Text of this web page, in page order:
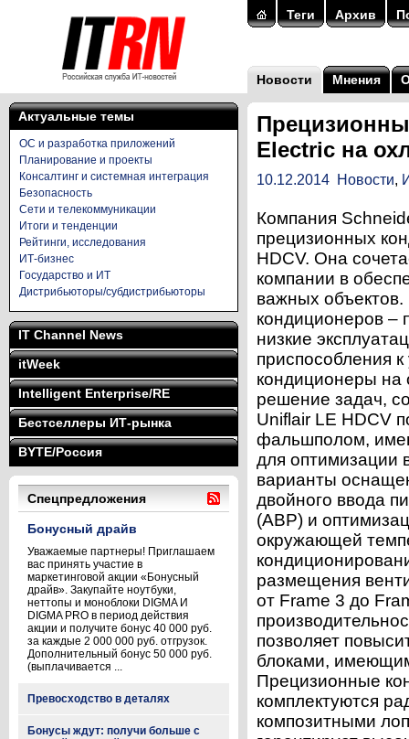
Теги Архив
Новости Мнения
Актуальные темы
ОС и разработка приложений
Планирование и проекты
Консалтинг и системная интеграция
Безопасность
Сети и телекоммуникации
Итоги и тенденции
Рейтинги, исследования
ИТ-бизнес
Государство и ИТ
Дистрибьюторы/субдистрибьюторы
IT Channel News
itWeek
Intelligent Enterprise/RE
Бестселлеры ИТ-рынка
BYTE/Россия
Спецпредложения
Бонусный драйв
Уважаемые партнеры! Приглашаем
вас принять участие в
маркетинговой акции «Бонусный
драйв». Закупайте ноутбуки,
неттопы и моноблоки DIGMA И
DIGMA PRO в период действия
акции и получите бонус 40 000 руб.
за каждые 2 000 000 руб. отгрузок.
Дополнительный бонус 50 000 руб.
(выплачивается ...
Превосходство в деталях
Бонусы ждут: получи больше с
Electric на
10.12.2014 Новости,
Компания
прецизионных
HDCV. Она
компании в
важных
кондиционеров –
низкие
приспособления
кондиционеры на
решение задач,
Uniflair LE HDCV
фальшполом,
для оптимизации
варианты
двойного ввода
(АВР) и
окружающей
размещения
от Frame 3 до
позволяет
блоками,
Прецизионные
комплектуются
композитными